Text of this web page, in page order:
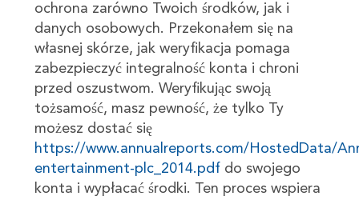
ochrona zarówno Twoich środków, jak i
danych osobowych. Przekonałem się na
własnej skórze, jak weryfikacja pomaga
zabezpieczyć integralność konta i chroni
przed oszustwom. Weryfikując swoją
tożsamość, masz pewność, że tylko Ty
możesz dostać się
https://www.annualreports.com/HostedData/
entertainment-plc_2014.pdf do swojego
konta i wypłacać środki. Ten proces wspiera